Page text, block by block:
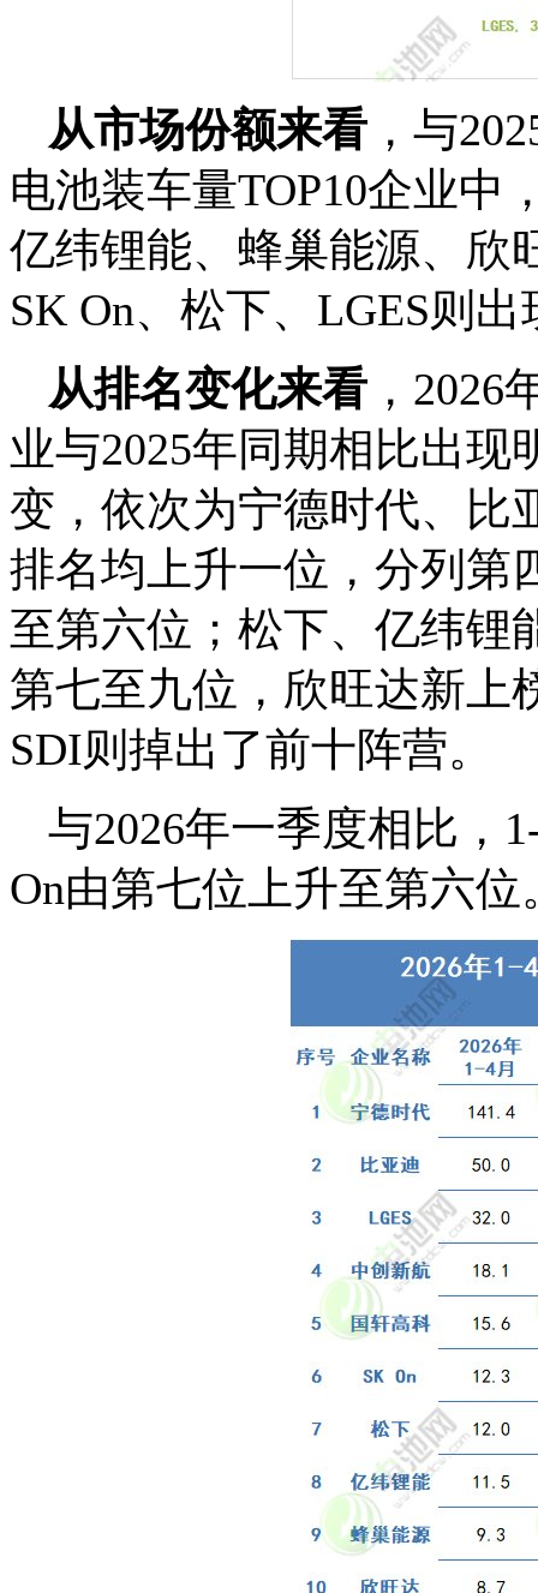
从市场份额来看 ，与
电池装车量TOP10企业中
亿纬锂能、蜂巢能源、欣
SK On、松下、LGES则
从排名变化来看 ，
业与2025年同期相比出现
变，依次为宁德时代、比
排名均上升一位，分列第
至第六位；松下、亿纬锂
第七至九位，欣旺达新上
SDI则掉出了前十阵营。
与2026年一季度相比，
On由第七位上升至第六位